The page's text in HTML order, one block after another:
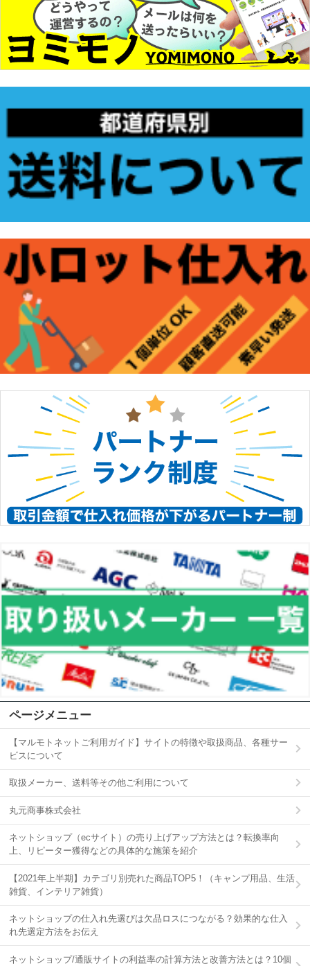
ページメニュー
【マルモトネットご利用ガイド】サイトの特徴や取扱商品、各種サー
ビスについて
取扱メーカー、送料等その他ご利用について
丸元商事株式会社
ネットショップ（ecサイト）の売り上げアップ方法とは？転換率向
上、リピーター獲得などの具体的な施策を紹介
【2021年上半期】カテゴリ別売れた商品TOP5！（キャンプ用品、生活
雑貨、インテリア雑貨）
ネットショップの仕入れ先選びは欠品ロスにつながる？効果的な仕入
れ先選定方法をお伝え
ネットショップ/通販サイトの利益率の計算方法と改善方法とは？10個